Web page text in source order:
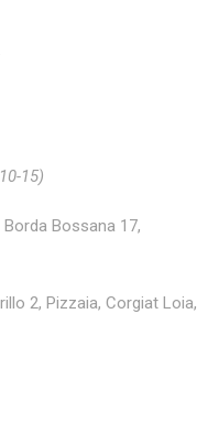
15)
Bossana 17,
2, Pizzaia, Corgiat Loia,